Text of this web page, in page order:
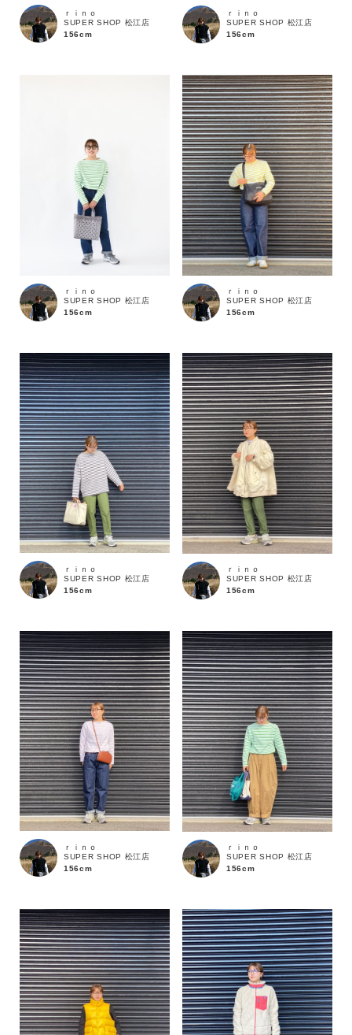
キーワード
性別
MENS LADIES KIDS
カテゴリ
サイズ
ブランド
ｒｉｎｏ
SUPER SHOP 松江店
156cm
ｒｉｎｏ
SUPER SHOP 松江店
156cm
ｒｉｎｏ
SUPER SHOP 松江店
156cm
ｒｉｎｏ
SUPER SHOP 松江店
156cm
ｒｉｎｏ
SUPER SHOP 松江店
156cm
ｒｉｎｏ
SUPER SHOP 松江店
156cm
ｒｉｎｏ
SUPER SHOP 松江店
156cm
ｒｉｎｏ
SUPER SHOP 松江店
156cm